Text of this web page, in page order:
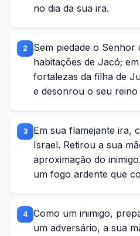
no dia da sua ira.
2
Sem piedade o Senhor
habitações de Jacó;
fortalezas da filha de
e desonrou o seu reino
3
Em sua flamejante ira,
Israel. Retirou a sua
aproximação do
um fogo ardente que
4
Como um inimigo,
um adversário, a sua